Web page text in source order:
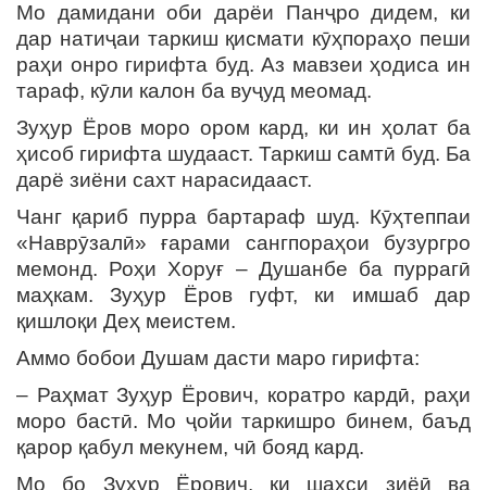
Мо дамидани оби дарёи Панҷро дидем, ки
дар натиҷаи таркиш қисмати кӯҳпораҳо пеши
раҳи онро гирифта буд. Аз мавзеи ҳодиса ин
тараф, кӯли калон ба вуҷуд меомад.
Зуҳур Ёров моро ором кард, ки ин ҳолат ба
ҳисоб гирифта шудааст. Таркиш самтӣ буд. Ба
дарё зиёни сахт нарасидааст.
Чанг қариб пурра бартараф шуд. Кӯҳтеппаи
«Наврӯзалӣ» ғарами сангпораҳои бузургро
мемонд. Роҳи Хоруғ – Душанбе ба пуррагӣ
маҳкам. Зуҳур Ёров гуфт, ки имшаб дар
қишлоқи Деҳ меистем.
Аммо бобои Душам дасти маро гирифта:
– Раҳмат Зуҳур Ёрович, коратро кардӣ, раҳи
моро бастӣ. Мо ҷойи таркишро бинем, баъд
қарор қабул мекунем, чӣ бояд кард.
Мо бо Зуҳур Ёрович, ки шахси зиёӣ ва